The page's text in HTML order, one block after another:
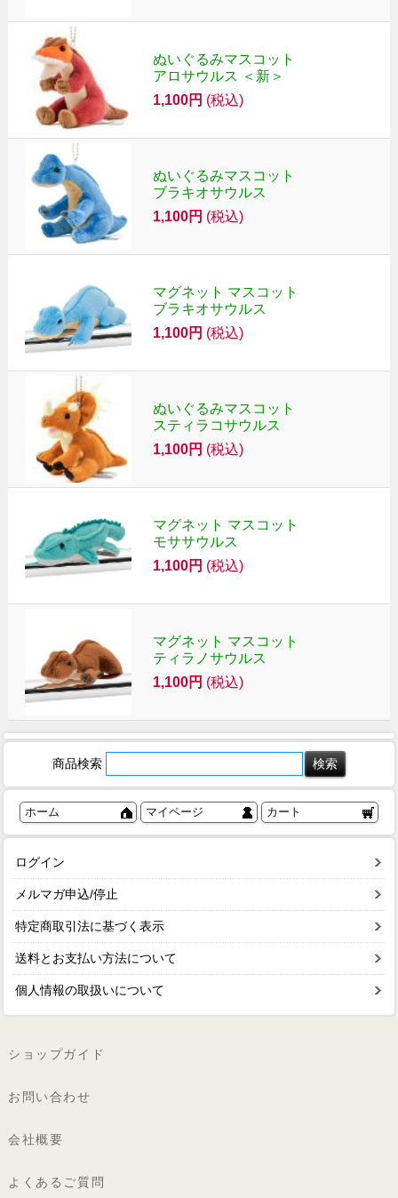
ぬいぐるみマスコット
アロサウルス ＜新＞
1,100円 (税込)
ぬいぐるみマスコット
ブラキオサウルス
1,100円 (税込)
マグネット マスコット
ブラキオサウルス
1,100円 (税込)
ぬいぐるみマスコット
スティラコサウルス
1,100円 (税込)
マグネット マスコット
モササウルス
1,100円 (税込)
マグネット マスコット
ティラノサウルス
1,100円 (税込)
商品検索
ホーム マイページ カート
ログイン
メルマガ申込/停止
特定商取引法に基づく表示
送料とお支払い方法について
個人情報の取扱いについて
ショップガイド
お問い合わせ
会社概要
よくあるご質問